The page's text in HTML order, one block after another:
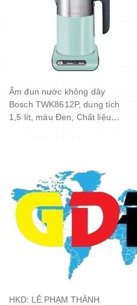
Ấm đun nước không dây
Bosch TWK8612P, dung tích
1,5 lít, màu Đen, Chất liệu
Thép không gỉ
HKD: LÊ PHẠM THÀNH